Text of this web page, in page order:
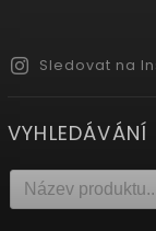
Sledovat na
VYHLEDÁVÁNÍ